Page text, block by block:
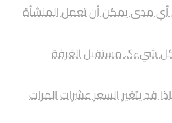
أي مدى يمكن أن تعمل المنشأة
شيء؟.. مستقبل الغرفة
قد يتغير السعر عشرات المرات